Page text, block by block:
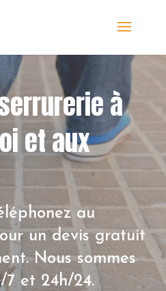
à
et aux
au
un devis gratuit
Nous sommes
7 et 24h/24.